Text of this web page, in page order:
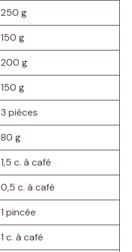
250 g
150 g
200 g
150 g
3 pièces
80 g
1,5 c. à café
0,5 c. à café
1 pincée
1 c. à café